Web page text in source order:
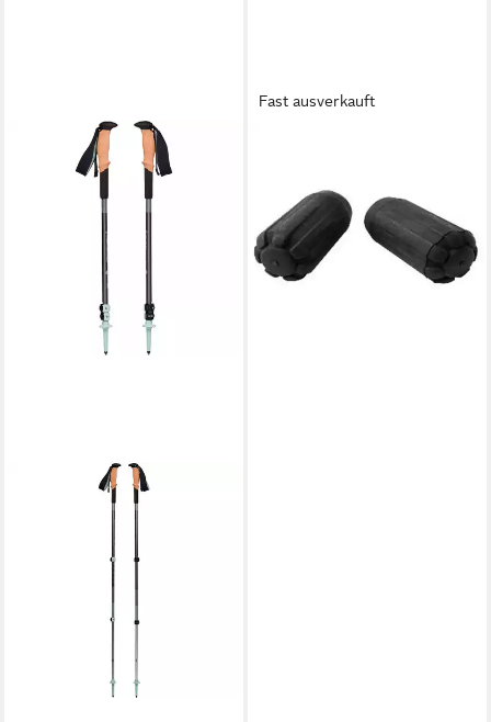
Fast ausverkauft
Spitzenschoner für Distance-
Serie
15,52 €
lieferbar - in 2-3 Werktagen bei dir